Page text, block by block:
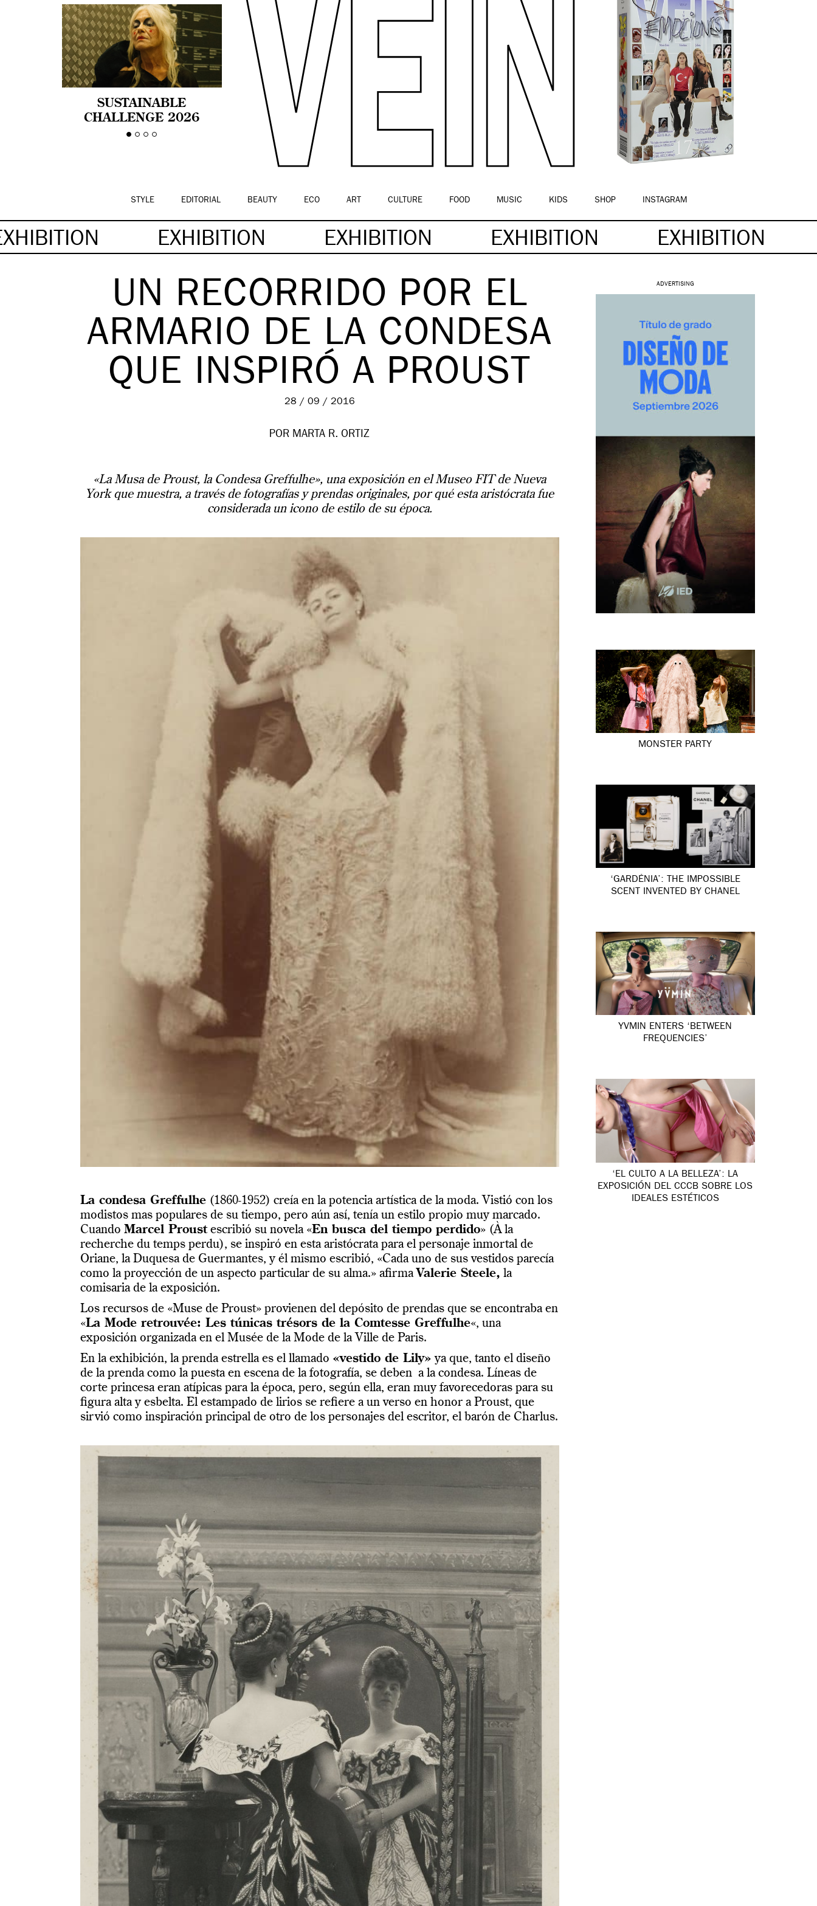
SUSTAINABLE
CHALLENGE 2026
CELEBRA LA
STYLE EDITORIAL BEAUTY ECO ART CULTURE FOOD MUSIC KIDS SHOP INSTAGRAM
EXHIBITION EXHIBITION EXHIBITION EXHIBITION
UN RECORRIDO POR EL
ARMARIO DE LA CONDESA
QUE INSPIRÓ A PROUST
28 / 09 / 2016
POR MARTA R. ORTIZ
«La Musa de Proust, la Condesa Greffulhe», una exposición en el Museo FIT de Nueva
York que muestra, a través de fotografías y prendas originales, por qué esta aristócrata fue
considerada un icono de estilo de su época.
La condesa Greffulhe (1860-1952) creía en la potencia artística de la moda. Vistió con los
modistos mas populares de su tiempo, pero aún así, tenía un estilo propio muy marcado.
Cuando Marcel Proustescribió su novela «En busca del tiempo perdido» (À la
recherche du temps perdu), se inspiró en esta aristócrata para el personaje inmortal de
Oriane, la Duquesa de Guermantes, y él mismo escribió, «Cada uno de sus vestidos parecía
como la proyección de un aspecto particular de su alma.» afirma Valerie Steele, la
comisaria de la exposición.
Los recursos de «Muse de Proust» provienen del depósito de prendas que se encontraba en
«La Mode retrouvée: Les túnicas trésors de la Comtesse Greffulhe«, una
exposición organizada en el Musée de la Mode de la Ville de Paris.
En la exhibición, la prenda estrella es el llamado «vestido de Lily» ya que, tanto el diseño
de la prenda como la puesta en escena de la fotografía, se deben a la condesa. Líneas de
corte princesa eran atípicas para la época, pero, según ella, eran muy favorecedoras para su
figura alta y esbelta. El estampado de lirios se refiere a un verso en honor a Proust, que
sirvió como inspiración principal de otro de los personajes del escritor, el barón de Charlus.
ADVERTISING
MONSTER PARTY
‘GARDÉNIA’: THE IMPOSSIBLE
SCENT INVENTED BY CHANEL
YVMIN ENTERS ‘BETWEEN
FREQUENCIES’
‘EL CULTO A LA BELLEZA’: LA
EXPOSICIÓN DEL CCCB SOBRE LOS
IDEALES ESTÉTICOS